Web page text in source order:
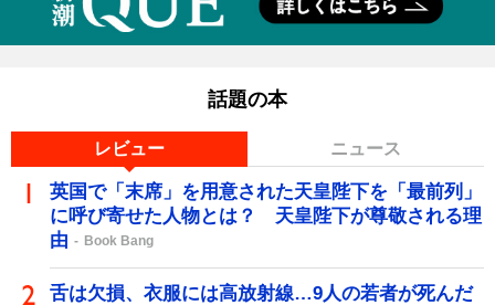
話題の本
レビュー ニュース
英国で「末席」を用意された天皇陛下を「最前列」
に呼び寄せた人物とは？ 天皇陛下が尊敬される理
由
Book Bang
舌は欠損、衣服には高放射線…9人の若者が死んだ